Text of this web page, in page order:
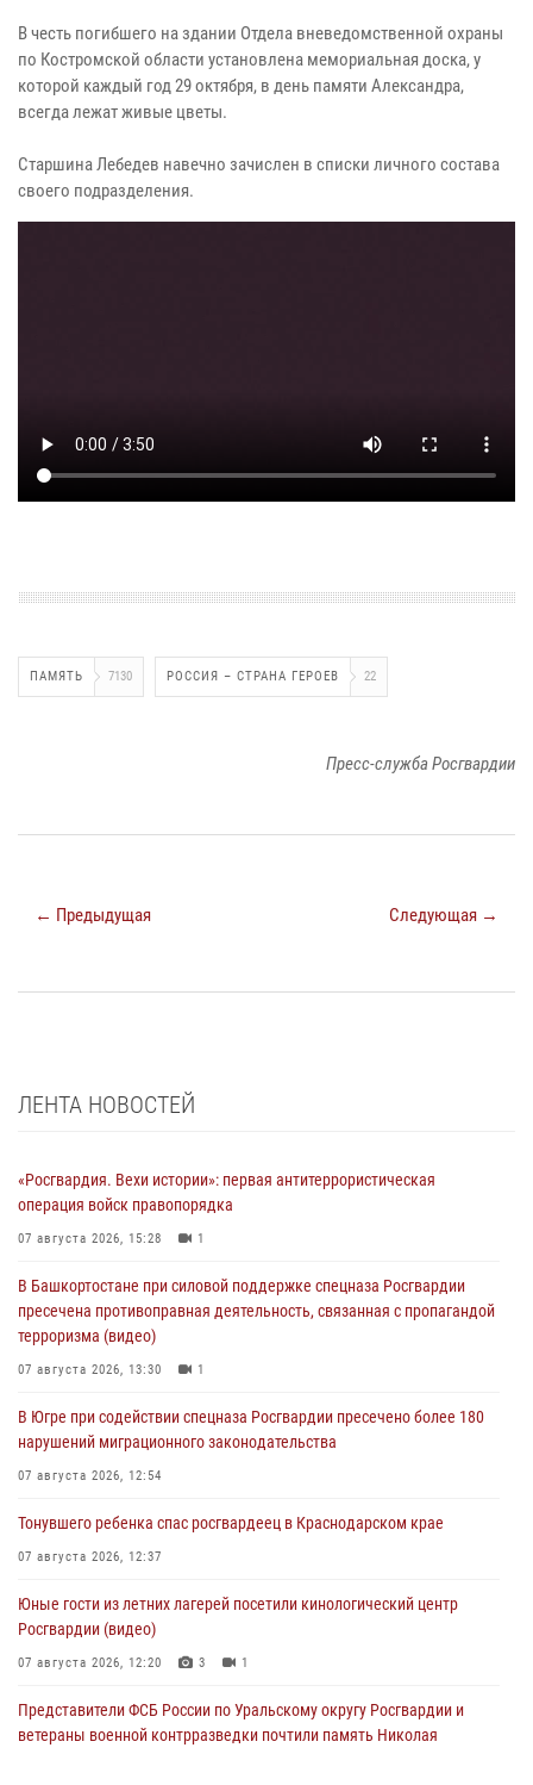
В честь погибшего на здании Отдела вневедомственной охраны
по Костромской области установлена мемориальная доска, у
которой каждый год 29 октября, в день памяти Александра,
всегда лежат живые цветы.
Старшина Лебедев навечно зачислен в списки личного состава
своего подразделения.
ПАМЯТЬ 7130 РОССИЯ – СТРАНА ГЕРОЕВ 22
Пресс-служба Росгвардии
← Предыдущая Следующая →
ЛЕНТА НОВОСТЕЙ
«Росгвардия. Вехи истории»: первая антитеррористическая
операция войск правопорядка
07 августа 2026, 15:28 1
В Башкортостане при силовой поддержке спецназа Росгвардии
пресечена противоправная деятельность, связанная с пропагандой
терроризма (видео)
07 августа 2026, 13:30 1
В Югре при содействии спецназа Росгвардии пресечено более 180
нарушений миграционного законодательства
07 августа 2026, 12:54
Тонувшего ребенка спас росгвардеец в Краснодарском крае
07 августа 2026, 12:37
Юные гости из летних лагерей посетили кинологический центр
Росгвардии (видео)
07 августа 2026, 12:20 3 1
Представители ФСБ России по Уральскому округу Росгвардии и
ветераны военной контрразведки почтили память Николая